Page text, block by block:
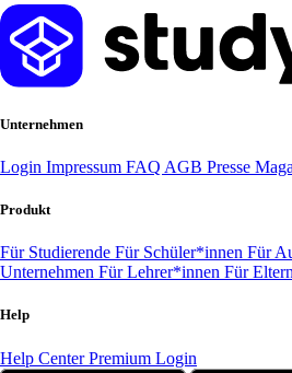
Unternehmen
Login Impressum FAQ AGB Presse
Produkt
Für Studierende Für Schüler*innen Für
Unternehmen Für Lehrer*innen Für Eltern
Help
Help CenterPremium Login